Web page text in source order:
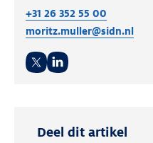
+31 26 352 55 00
moritz.muller@sidn.nl
Deel dit artikel